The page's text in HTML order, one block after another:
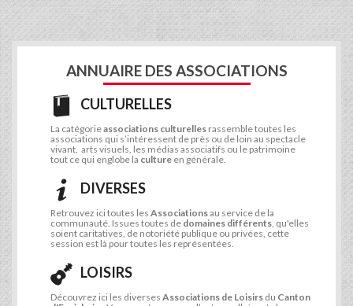
ANNUAIRE DES ASSOCIATIONS
CULTURELLES
La catégorieassociations culturelles rassemble toutes les
associations qui s’intéressent de près ou de loin au spectacle
vivant, arts visuels, les médias associatifs ou le patrimoine
tout ce qui englobe la culture en générale.
DIVERSES
Retrouvez ici toutes les Associationsau service de la
communauté. Issues toutes de domaines différents, qu'elles
soient caritatives, de notoriété publique ou privées, cette
session est là pour toutes les représentées.
LOISIRS
Découvrez ici les diverses Associations de Loisirs du Canton